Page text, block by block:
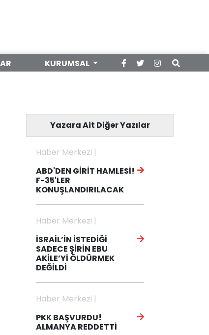
KURUMSAL
Yazara Ait Diğer Yazılar
Haber Merkezi |
ABD'DEN GİRİT HAMLESİ!
F-35'LER
KONUŞLANDIRILACAK
Haber Merkezi |
İSRAİL’İN İSTEDİĞİ
SADECE ŞİRİN EBU
AKİLE’Yİ ÖLDÜRMEK
DEĞİLDİ
Haber Merkezi |
PKK BAŞVURDU!
ALMANYA REDDETTİ